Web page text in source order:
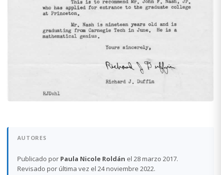
AUTORES
Publicado por Paula Nicole Roldán el 28 marzo 2017.
Revisado por última vez el 24 noviembre 2022.